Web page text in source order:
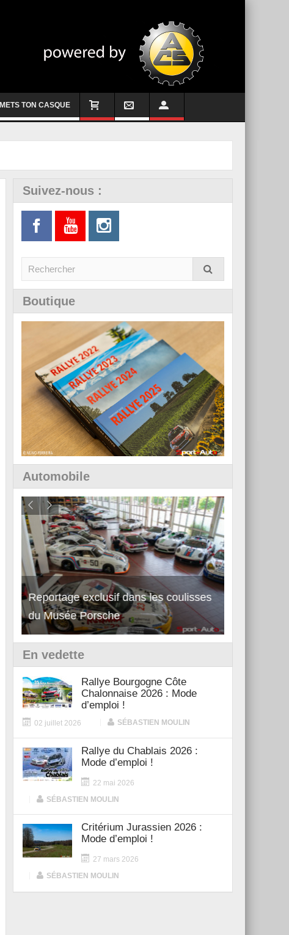
METS TON CASQUE
Suivez-nous :
Boutique
Automobile
Reportage exclusif dans les coulisses
du Musée Porsche
En vedette
Rallye Bourgogne Côte
Chalonnaise 2026 : Mode
d’emploi !
02 juillet 2026 SÉBASTIEN MOULIN
Rallye du Chablais 2026 :
Mode d’emploi !
22 mai 2026
SÉBASTIEN MOULIN
Critérium Jurassien 2026 :
Mode d’emploi !
27 mars 2026
SÉBASTIEN MOULIN